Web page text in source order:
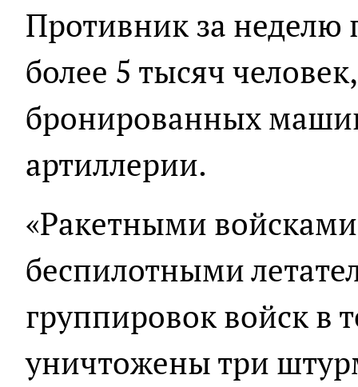
Противник за неделю
более 5 тысяч
бронированных
артиллерии.
«Ракетными
беспилотными
группировок войск в
уничтожены три